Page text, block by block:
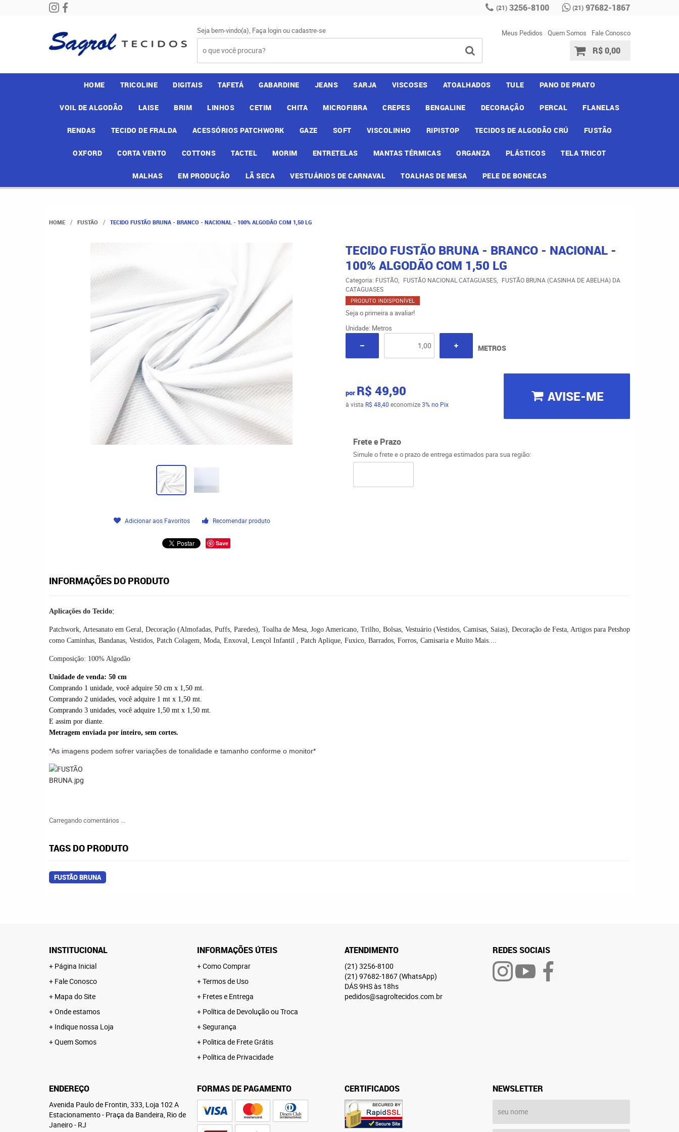
(21) 3256-8100 (21) 97682-1867
Seja bem-vindo(a), Faça loginoucadastre-se Meus Pedidos Quem Somos Fale Conosco
R$ 0,00
HOME TRICOLINE DIGITAIS TAFETÁ GABARDINE JEANS SARJA VISCOSES ATOALHADOS TULE PANO DE PRATO
VOIL DE ALGODÃO LAISE BRIM LINHOS CETIM CHITA MICROFIBRA CREPES BENGALINE DECORAÇÃO PERCAL FLANELAS
RENDAS TECIDO DE FRALDA ACESSÓRIOS PATCHWORK GAZE SOFT VISCOLINHO RIPISTOP TECIDOS DE ALGODÃO CRÚ FUSTÃO
OXFORD CORTA VENTO COTTONS TACTEL MORIM ENTRETELAS MANTAS TÉRMICAS ORGANZA PLÁSTICOS TELA TRICOT
MALHAS EM PRODUÇÃO LÃ SECA VESTUÁRIOS DE CARNAVAL TOALHAS DE MESA PELE DE BONECAS
HOME FUSTÃO TECIDO FUSTÃO BRUNA - BRANCO - NACIONAL - 100% ALGODÃO COM 1,50 LG
Adicionar aos Favoritos Recomendar produto
Save
TECIDO FUSTÃO BRUNA - BRANCO - NACIONAL -
100% ALGODÃO COM 1,50 LG
Categoria: FUSTÃO FUSTÃO NACIONAL CATAGUASES
FUSTÃO BRUNA (CASINHA DE ABELHA) DA
CATAGUASES
PRODUTO INDISPONÍVEL
Seja o primeira a avaliar!
Unidade: Metros
METROS
por R$ 49,90
à vista R$ 48,40 economize3% no Pix AVISE-ME
Frete e Prazo
Simule o frete e o prazo de entrega estimados para sua região:
INFORMAÇÕES DO PRODUTO
Aplicações do Tecido:
Patchwork, Artesanato em Geral, Decoração (Almofadas, Puffs, Paredes), Toalha de Mesa, Jogo Americano, Trilho, Bolsas, Vestuário (Vestidos, Camisas, Saias), Decoração de Festa, Artigos para Petshop
como Caminhas, Bandanas, Vestidos, Patch Colagem, Moda, Enxoval, Lençol Infantil , Patch Aplique, Fuxico, Barrados, Forros, Camisaria e Muito Mais....
Composição: 100% Algodão
Unidade de venda: 50 cm
Comprando 1 unidade, você adquire 50 cm x 1,50 mt.
Comprando 2 unidades, você adquire 1 mt x 1,50 mt.
Comprando 3 unidades, você adquire 1,50 mt x 1,50 mt.
E assim por diante.
Metragem enviada por inteiro, sem cortes.
*As imagens podem sofrer variações de tonalidade e tamanho conforme o monitor*
Carregando comentários ...
TAGS DO PRODUTO
FUSTÃO BRUNA
INSTITUCIONAL
Página Inicial
Fale Conosco
Mapa do Site
Onde estamos
Indique nossa Loja
Quem Somos
INFORMAÇÕES ÚTEIS
Como Comprar
Termos de Uso
Fretes e Entrega
Política de Devolução ou Troca
Segurança
Politica de Frete Grátis
Política de Privacidade
ATENDIMENTO
(21) 3256-8100
(21) 97682-1867 (WhatsApp)
DÁS 9HS às 18hs
pedidos@sagroltecidos.com.br
REDES SOCIAIS
ENDEREÇO
Avenida Paulo de Frontin, 333, Loja 102 A
Estacionamento- Praça da Bandeira, Rio de
Janeiro- RJ
FORMAS DE PAGAMENTO CERTIFICADOS NEWSLETTER